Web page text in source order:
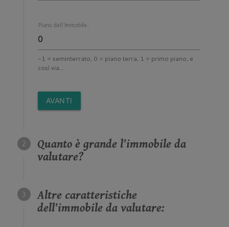
Piano dell'immobile:
-1 = seminterrato, 0 = piano terra, 1 = primo piano, e
così via...
AVANTI
Quanto è grande l'immobile da
valutare?
Altre caratteristiche
dell'immobile da valutare: